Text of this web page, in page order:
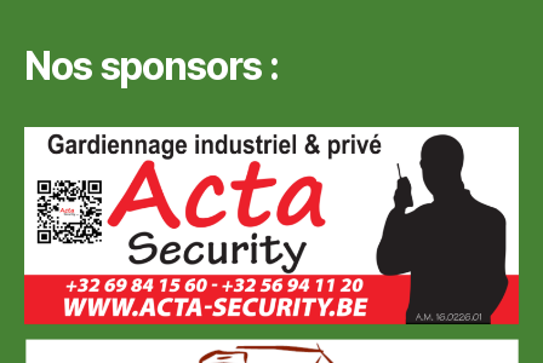
Nos sponsors :